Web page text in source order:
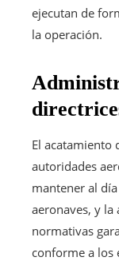
ejecutan de
la operación.
El acatamiento
autoridades
mantener al
aeronaves, y la
normativas
conforme a los